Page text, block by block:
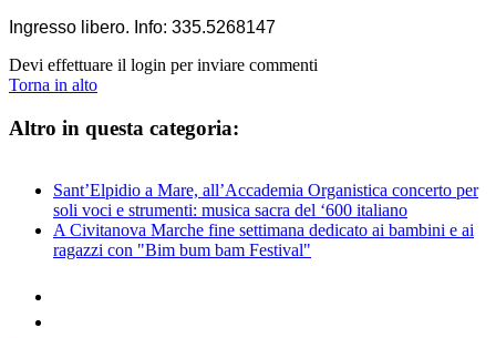
Ingresso libero. Info: 335.5268147
Devi effettuare il login per inviare commenti
Torna in alto
Altro in questa categoria:
Sant’Elpidio a Mare, all’Accademia Organistica concerto per
soli voci e strumenti: musica sacra del ‘600 italiano
A Civitanova Marche fine settimana dedicato ai bambini e ai
ragazzi con "Bim bum bam Festival"